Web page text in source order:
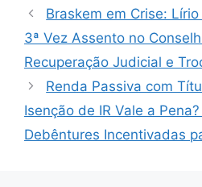
Braskem em Crise:
3ª Vez Assento no
Recuperação Judicial e
Renda Passiva com
Isenção de IR Vale a Pena?
Debêntures Incentivadas